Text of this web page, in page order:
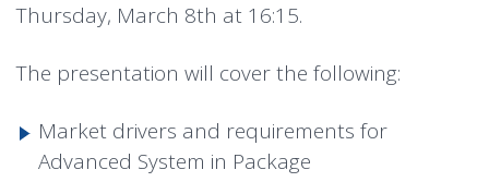
Thursday, March 8th at 16:15.
The presentation will cover the following:
Market drivers and requirements for
Advanced System in Package